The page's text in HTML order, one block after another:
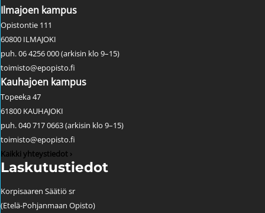
Ilmajoen kampus
Opistontie 111
60800 ILMAJOKI
puh. 06 4256 000 (arkisin klo 9–15)
toimisto@epopisto.fi
Kauhajoen kampus
Topeeka 47
61800 KAUHAJOKI
puh. 040 717 0663 (arkisin klo 9–15)
toimisto@epopisto.fi
Kaikki yhteystiedot ›
Laskutustiedot
Korpisaaren Säätiö sr
(Etelä-Pohjanmaan Opisto)